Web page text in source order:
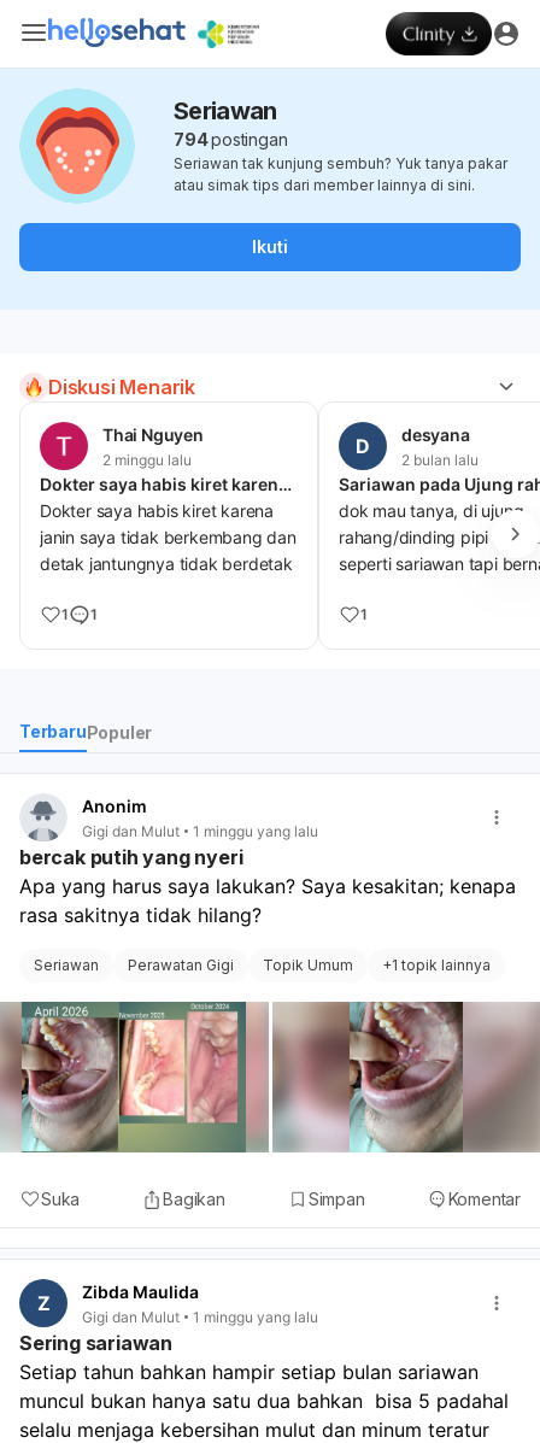
Seriawan
794postingan
Seriawan tak kunjung sembuh? Yuk tanya pakar
atau simak tips dari member lainnya di sini.
Ikuti
Diskusi Menarik
Thai Nguyen
2 minggu lalu
Dokter saya habis kiret karena janin saya tidak berkembang dan detak jantungnya tidak berdetak
Dokter saya habis kiret karena
janin saya tidak berkembang dan
detak jantungnya tidak berdetak
1 1
D desyana
2 bulan lalu
dok mau tanya, di ujung
rahang/dinding pipi atas
seperti sariawan tapi
makan, menelan. itu
1
TerbaruPopuler
Anonim
Gigi dan Mulut 1 minggu yang lalu
bercak putih yang nyeri
Apa yang harus saya lakukan? Saya kesakitan; kenapa
rasa sakitnya tidak hilang?
Seriawan Perawatan Gigi Topik Umum +1 topik lainnya
Suka Bagikan Simpan Komentar
Z Zibda Maulida
Gigi dan Mulut 1 minggu yang lalu
Sering sariawan
Setiap tahun bahkan hampir setiap bulan sariawan
muncul bukan hanya satu dua bahkan  bisa 5 padahal
selalu menjaga kebersihan mulut dan minum teratur